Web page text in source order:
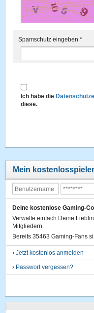
Spamschutz eingeben*
Ich habe die
diese.
Mein
Deine kostenlose Gaming-
Verwalte einfach Deine
Mitgliedern.
Bereits 35463 Gaming-Fans
›Jetzt kostenlos anmelden
› Passwort vergessen?